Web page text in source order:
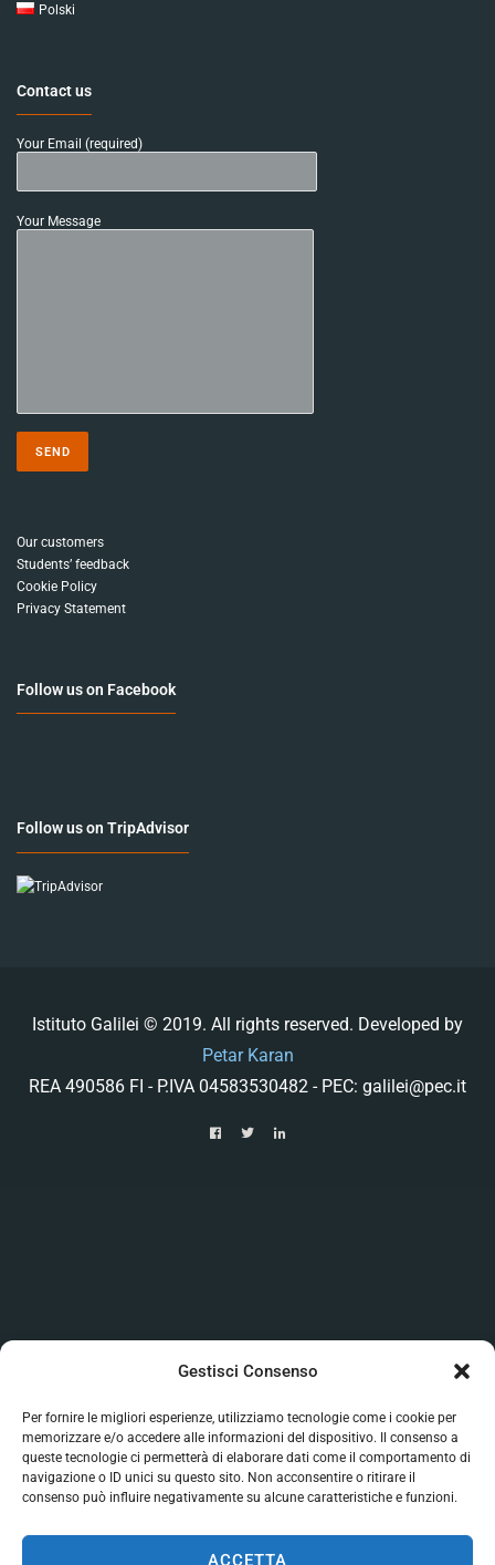
Gestisci Consenso
Per fornire le migliori esperienze, utilizziamo tecnologie come i cookie per
memorizzare e/o accedere alle informazioni del dispositivo. Il consenso a
queste tecnologie ci permetterà di elaborare dati come il comportamento di
navigazione o ID unici su questo sito. Non acconsentire o ritirare il
consenso può influire negativamente su alcune caratteristiche e funzioni.
ACCETTA
Polski
Contact us
Your Email (required)
Your Message
Our customers
Students’ feedback
Cookie Policy
Privacy Statement
Follow us on Facebook
Follow us on TripAdvisor
Istituto Galilei © 2019. All rights reserved. Developed by
Petar Karan
REA 490586 FI - P.IVA 04583530482 - PEC: galilei@pec.it